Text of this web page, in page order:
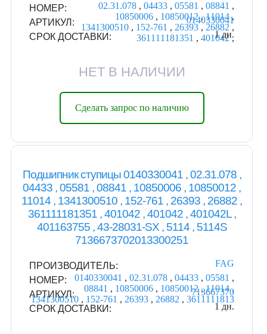
НОМЕР:
02.31.078 ,04433 ,05581 ,08841 ,
10850006 , 10850012,11014,
1341300510 , 152-761 , 26393 , 26882 ,
361111181351 ,401042,
АРТИКУЛ:
0140330041
СРОК ДОСТАВКИ:
1 дн.
НЕТ В НАЛИЧИИ
Сделать запрос по наличию
Подшипник ступицы 0140330041 , 02.31.078 ,
04433 , 05581 , 08841 , 10850006 , 10850012 ,
11014 , 1341300510 , 152-761 , 26393 , 26882 ,
361111181351 , 401042 , 401042 , 401042L ,
401163755 , 43-28031-SX , 5114 , 5114S
7136673702013300251
ПРОИЗВОДИТЕЛЬ:
FAG
НОМЕР:
0140330041 ,02.31.078 ,04433 ,05581 ,
08841 , 10850006 , 10850012 ,11014,
1341300510 , 152-761 , 26393 , 26882 ,3611111813
АРТИКУЛ:
713667370
СРОК ДОСТАВКИ:
1 дн.